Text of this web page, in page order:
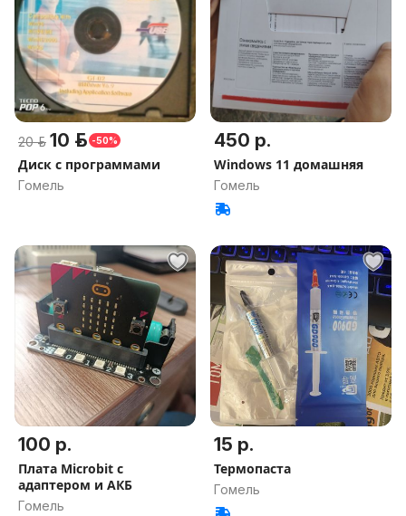
20 р. 10 р. -50%
Диск с программами
Гомель
450 р.
Windows 11 домашняя
Гомель
100 р.
Плата Microbit с
адаптером и АКБ
Гомель
15 р.
Термопаста
Гомель